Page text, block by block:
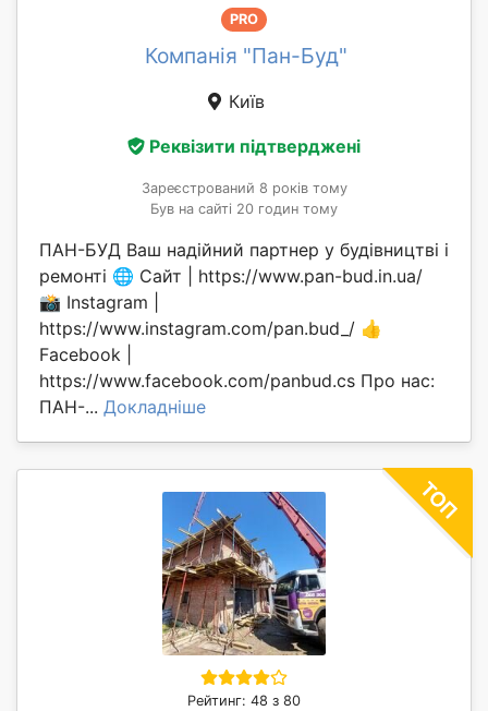
PRO
Компанія "Пан-Буд"
Київ
Реквізити підтверджені
Зареєстрований 8 років тому
Був на сайті 20 годин тому
ПАН-БУД Ваш надійний партнер у будівництві і
ремонті 🌐 Сайт | https://www.pan-bud.in.ua/
📸 Instagram |
https://www.instagram.com/pan.bud_/ 👍
Facebook |
https://www.facebook.com/panbud.cs Про нас:
ПАН-... Докладніше
Рейтинг: 48 з 80